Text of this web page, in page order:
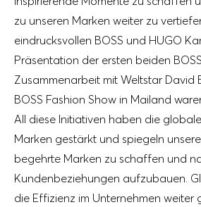
zu unseren Marken weiter zu
eindrucksvollen BOSS und HUGO
Präsentation der ersten beiden
Zusammenarbeit mit Weltstar David
BOSS Fashion Show in Mailand
All diese Initiativen haben die
Marken gestärkt und spiegeln
begehrte Marken zu schaffen und
Kundenbeziehungen aufzubauen.
die Effizienz im Unternehmen weiter